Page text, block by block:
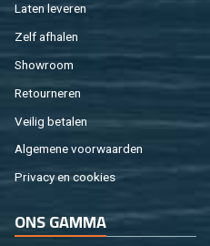
Laten le­ve­ren
Zelf af­ha­len
Show­room
Re­tour­ne­ren
Vei­lig be­ta­len
Al­ge­me­ne voor­waar­den
Pri­va­cy en coo­kies
ONS GAMMA